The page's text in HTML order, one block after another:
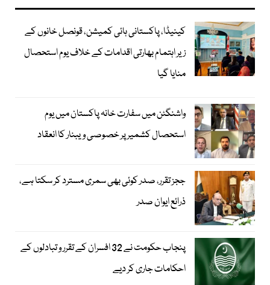
کینیڈا، پاکستانی ہائی کمیشن، قونصل خانوں کے
زیر اہتمام بھارتی اقدامات کے خلاف یوم استحصال
منایا گیا
واشنگٹن میں سفارت خانہ پاکستان میں یوم
استحصال کشمیر پر خصوصی ویبنار کا انعقاد
ججز تقرر، صدر کوئی بھی سمری مسترد کر سکتا ہے،
ذرائع ایوان صدر
پنجاب حکومت نے 32 افسران کے تقرر و تبادلوں کے
احکامات جاری کر دیے